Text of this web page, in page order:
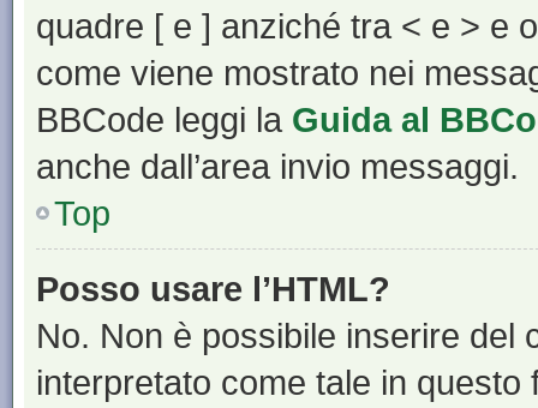
quadre [ e ] anziché tra < e > e
come viene mostrato nei
BBCode leggi la Guida al
anche dall’area invio messaggi.
Top
Posso usare l’HTML?
No. Non è possibile inserire del
interpretato come tale in